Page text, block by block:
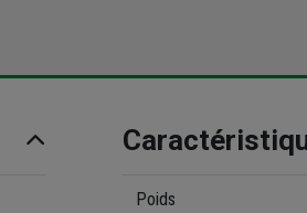
Poids